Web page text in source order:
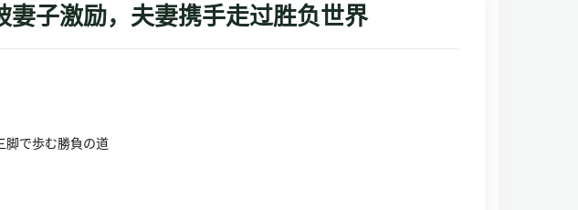
妻子激励，夫妻携手走过胜负世界
脚で歩む勝負の道